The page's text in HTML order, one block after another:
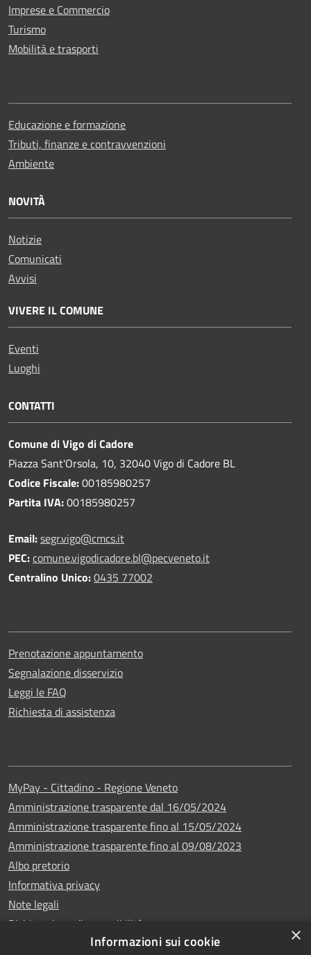
Imprese e Commercio
Turismo
Mobilità e trasporti
Educazione e formazione
Tributi, finanze e contravvenzioni
Ambiente
NOVITÀ
Notizie
Comunicati
Avvisi
VIVERE IL COMUNE
Eventi
Luoghi
CONTATTI
Comune di Vigo di Cadore
Piazza Sant'Orsola, 10, 32040 Vigo di Cadore BL
Codice Fiscale:00185980257
Partita IVA:00185980257
Email:segr.vigo@cmcs.it
PEC:comune.vigodicadore.bl@pecveneto.it
Centralino Unico:0435 77002
Prenotazione appuntamento
Segnalazione disservizio
Leggi le FAQ
Richiesta di assistenza
MyPay - Cittadino - Regione Veneto
Amministrazione trasparente dal 16/05/2024
Amministrazione trasparente fino al 15/05/2024
Amministrazione trasparente fino al 09/08/2023
Albo pretorio
Informativa privacy
Note legali
Dichiarazione di accessibilità
×
Informazioni sui cookie